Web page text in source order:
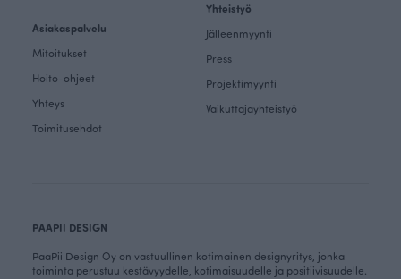
Asiakaspalvelu
Mitoitukset
Hoito-ohjeet
Yhteys
Toimitusehdot
Yhteistyö
Jälleenmyynti
Press
Projektimyynti
Vaikuttajayhteistyö
PAAPII DESIGN
PaaPii Design Oy on vastuullinen kotimainen designyritys, jonka
toiminta perustuu kestävyydelle, kotimaisuudelle ja positiivisuudelle.